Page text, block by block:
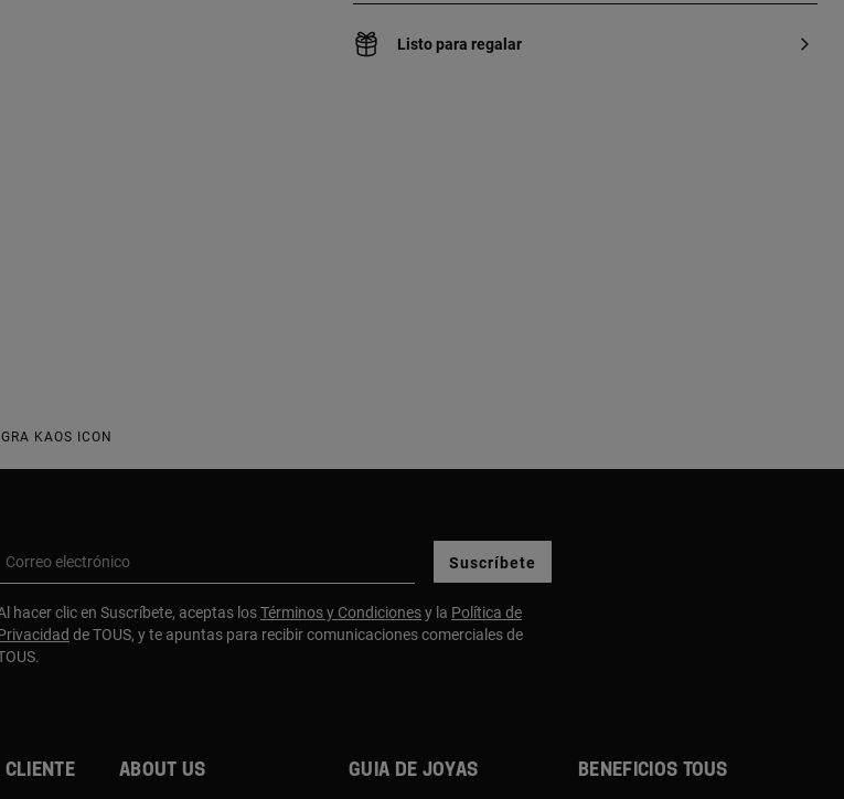
Listo para regalar
KAOS ICON
Correo electrónico Suscríbete
hacer clic en Suscríbete, aceptas losTérminos y Condicionesy la Política de
de TOUS, y te apuntas para recibir comunicaciones comerciales de
cliente About us Guia de joyas Beneficios TOUS